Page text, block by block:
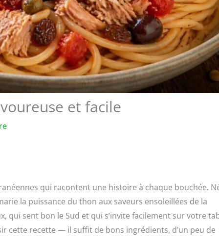
et facile
qui racontent une histoire à chaque bouchée.
la puissance du thon aux saveurs ensoleillées de la
qui sent bon le Sud et qui s’invite facilement sur votre
cette recette — il suffit de bons ingrédients, d’un peu de